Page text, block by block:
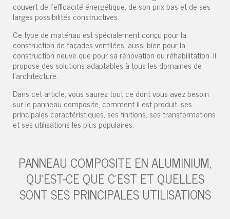
couvert de l'efficacité énergétique, de son prix bas et de ses
larges possibilités constructives.
Ce type de matériau est spécialement conçu pour la
construction de façades ventilées, aussi bien pour la
construction neuve que pour sa rénovation ou réhabilitation. Il
propose des solutions adaptables à tous les domaines de
l'architecture.
Dans cet article, vous saurez tout ce dont vous avez besoin
sur le panneau composite, comment il est produit, ses
principales caractéristiques, ses finitions, ses transformations
et ses utilisations les plus populaires.
PANNEAU COMPOSITE EN ALUMINIUM,
QU'EST-CE QUE C'EST ET QUELLES
SONT SES PRINCIPALES UTILISATIONS